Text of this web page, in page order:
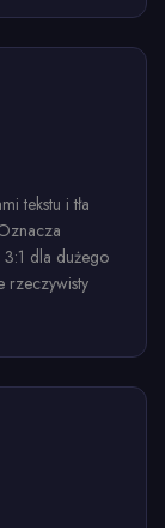
tekstu i tła
3:1 dla dużego
rzeczywisty